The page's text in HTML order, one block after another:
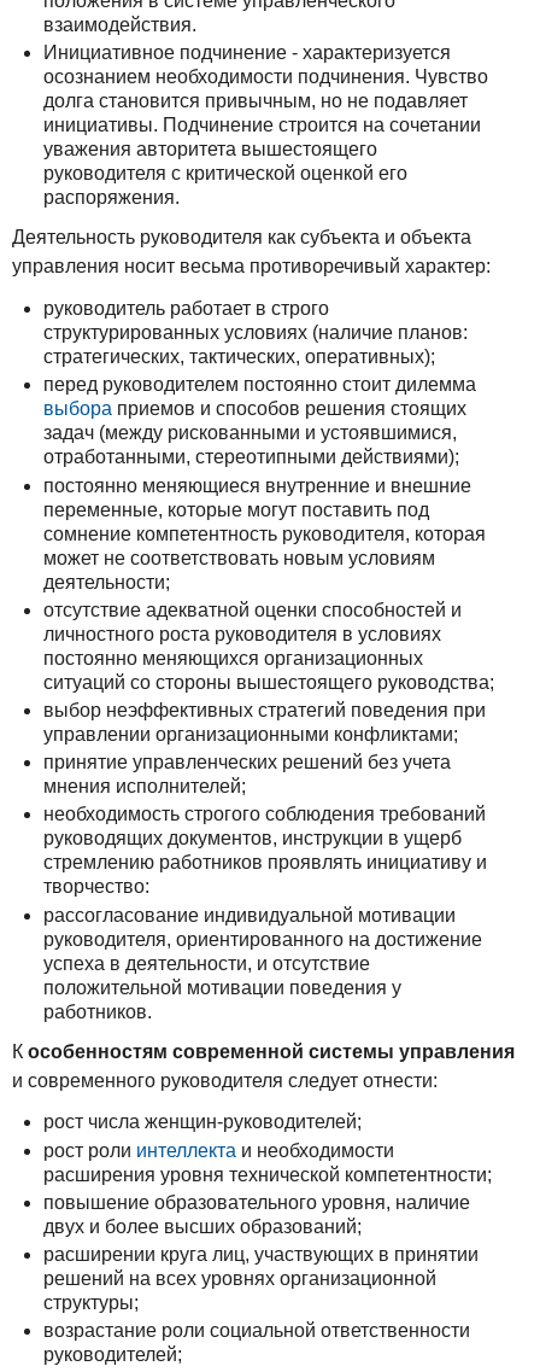
взаимодействия.
Инициативное подчинение - характеризуется
осознанием необходимости подчинения. Чувство
долга становится привычным, но не подавляет
инициативы. Подчинение строится на сочетании
уважения авторитета вышестоящего
руководителя с критической оценкой его
распоряжения.
Деятельность руководителя как субъекта и объекта
управления носит весьма противоречивый характер:
руководитель работает в строго
структурированных условиях (наличие планов:
стратегических, тактических, оперативных);
перед руководителем постоянно стоит дилемма
выбора приемов и способов решения стоящих
задач (между рискованными и устоявшимися,
отработанными, стереотипными действиями);
постоянно меняющиеся внутренние и внешние
переменные, которые могут поставить под
сомнение компетентность руководителя, которая
может не соответствовать новым условиям
деятельности;
отсутствие адекватной оценки способностей и
личностного роста руководителя в условиях
постоянно меняющихся организационных
ситуаций со стороны вышестоящего руководства;
выбор неэффективных стратегий поведения при
управлении организационными конфликтами;
принятие управленческих решений без учета
мнения исполнителей;
необходимость строгого соблюдения требований
руководящих документов, инструкции в ущерб
стремлению работников проявлять инициативу и
творчество:
рассогласование индивидуальной мотивации
руководителя, ориентированного на достижение
успеха в деятельности, и отсутствие
положительной мотивации поведения у
работников.
К особенностям современной системы управления
и современного руководителя следует отнести:
рост числа женщин-руководителей;
рост роли интеллекта и необходимости
расширения уровня технической компетентности;
повышение образовательного уровня, наличие
двух и более высших образований;
расширении круга лиц, участвующих в принятии
решений на всех уровнях организационной
структуры;
возрастание роли социальной ответственности
руководителей;